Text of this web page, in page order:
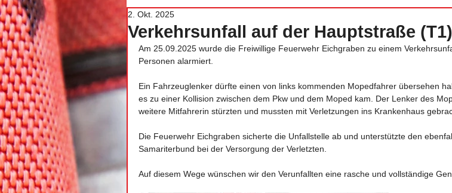
Verkehrsunfall auf der Hauptstraße (T1)
2. Okt. 2025
Am 25.09.2025 wurde die Freiwillige Feuerwehr Eichgraben zu einem
Personen alarmiert.
Ein Fahrzeuglenker dürfte einen von links kommenden Mopedfahrer übersehen
es zu einer Kollision zwischen dem Pkw und dem Moped kam. Der Lenker des
weitere Mitfahrerin stürzten und mussten mit Verletzungen ins Krankenhaus
Die Feuerwehr Eichgraben sicherte die Unfallstelle ab und unterstützte den
Samariterbund bei der Versorgung der Verletzten.
Auf diesem Wege wünschen wir den Verunfallten eine rasche und vollständige